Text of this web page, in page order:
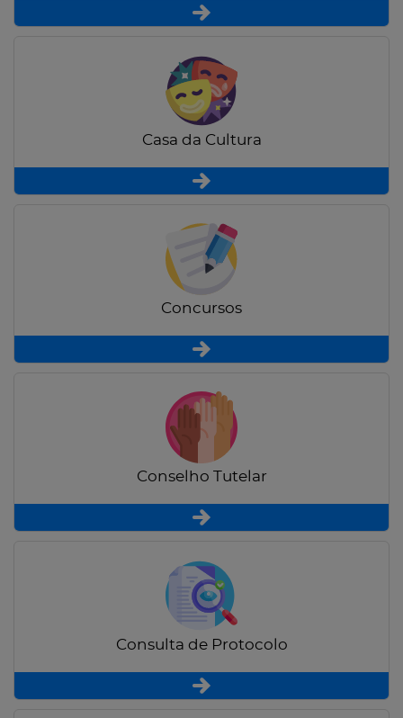
Casa da Cultura
Concursos
Conselho Tutelar
Consulta de Protocolo